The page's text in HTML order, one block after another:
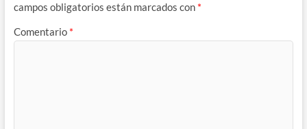
campos obligatorios están marcados con *
Comentario *